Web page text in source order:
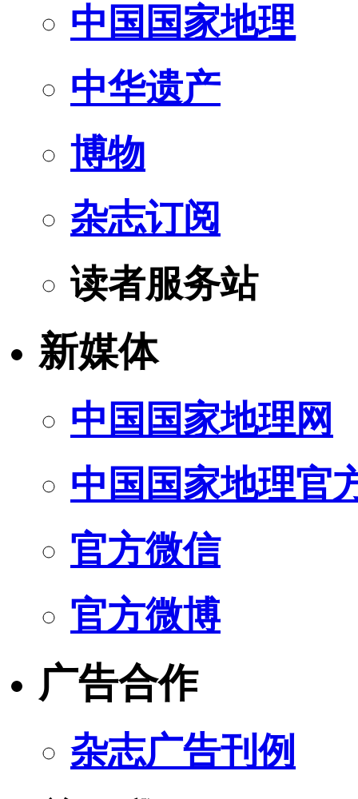
中国国家地理
中华遗产
博物
杂志订阅
读者服务站
新媒体
中国国家地理网
中国国家地理官
官方微信
官方微博
广告合作
杂志广告刊例